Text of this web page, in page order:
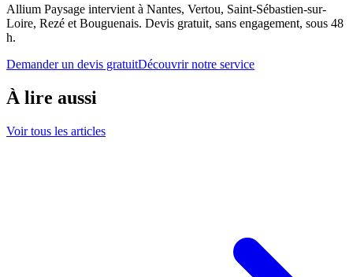
Allium Paysage intervient à Nantes, Vertou, Saint-Sébastien-sur-
Loire, Rezé et Bouguenais. Devis gratuit, sans engagement, sous 48
h.
Demander un devis gratuitDécouvrir notre service
À lire aussi
Voir tous les articles